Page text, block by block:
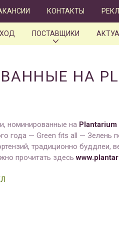
КОНТАКТЫ
ПОСТАВЩИКИ
НА
номинированные на Plantarium
года — Green fits all — Зелень
традиционно буддлеи,
прочитать здесь